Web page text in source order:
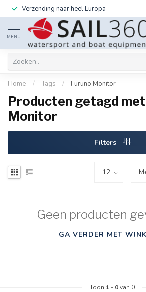
Verzending naar heel Europa
MENU
Home / Tags / Furuno Monitor
Producten getagd
Monitor
Filters
Geen producten
GA VERDER MET
Toon 1 - 0van 0